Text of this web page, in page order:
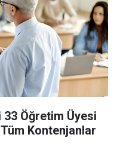
Öğretim Üyesi
Kontenjanlar